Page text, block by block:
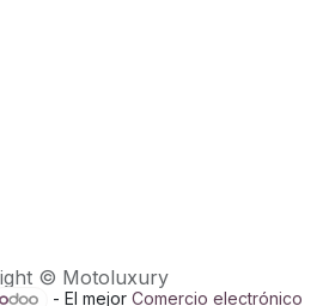
© Motoluxury
- El mejor Comercio electrónico